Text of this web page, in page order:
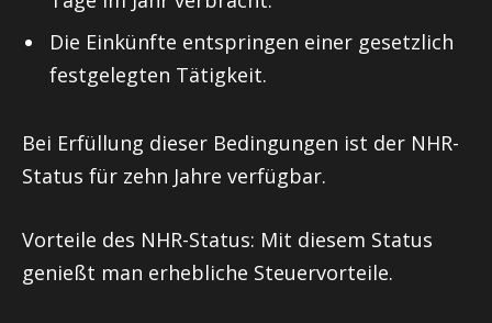
Die Einkünfte entspringen einer gesetzlich
festgelegten Tätigkeit.
Bei Erfüllung dieser Bedingungen ist der NHR-
Status für zehn Jahre verfügbar.
Vorteile des NHR-Status: Mit diesem Status
genießt man erhebliche Steuervorteile.